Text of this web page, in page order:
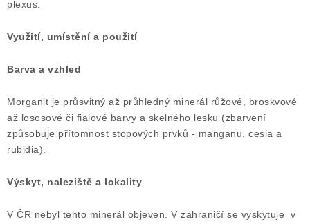
plexus.
Využití, umístění a použití
Barva a vzhled
Morganit je průsvitný až průhledný minerál růžové, broskvové
až lososové či fialové barvy a skelného lesku (zbarvení
způsobuje přítomnost stopových prvků - manganu, cesia a
rubidia).
Výskyt, naleziště a lokality
V ČR nebyl tento minerál objeven. V zahraničí se vyskytuje v